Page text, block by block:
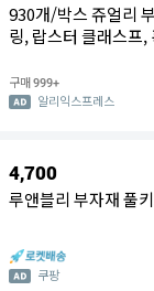
930개/박스 쥬얼리
링, 랍스터 클래스프
구매999+
알리익스프레스
4,700
루앤블리 부자재 풀
쿠팡